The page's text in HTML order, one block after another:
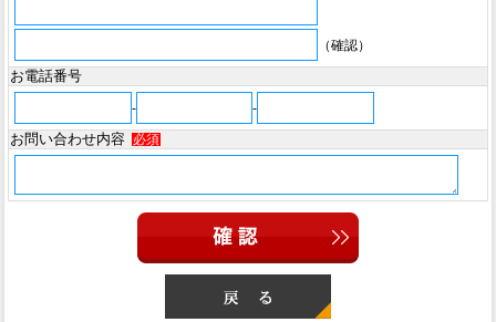
（確認）
お電話番号
- -
お問い合わせ内容 必須